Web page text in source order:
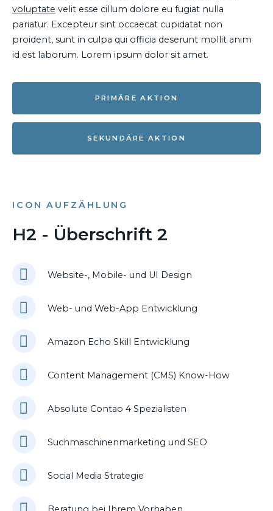
voluptate velit esse cillum dolore eu fugiat nulla
pariatur. Excepteur sint occaecat cupidatat non
proident, sunt in culpa qui officia deserunt mollit anim
id est laborum. Lorem ipsum dolor sit amet.
PRIMÄRE AKTION
SEKUNDÄRE AKTION
ICON AUFZÄHLUNG
H2 - Überschrift 2
Website-, Mobile- und UI Design
Web- und Web-App Entwicklung
Amazon Echo Skill Entwicklung
Content Management (CMS) Know-How
Absolute Contao 4 Spezialisten
Suchmaschinenmarketing und SEO
Social Media Strategie